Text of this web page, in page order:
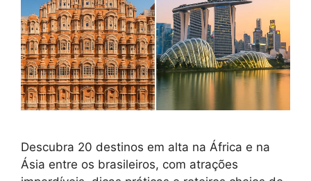
Descubra 20 destinos em alta na África e na
Ásia entre os brasileiros, com atrações